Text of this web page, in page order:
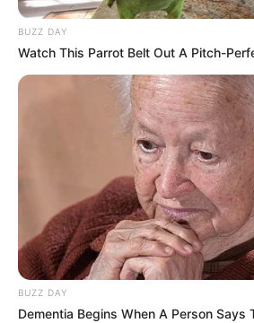
BUZZ DAY
Watch This Parrot Belt Out A Pitch-
BUZZ DAY
Dementia Begins When A Person Says